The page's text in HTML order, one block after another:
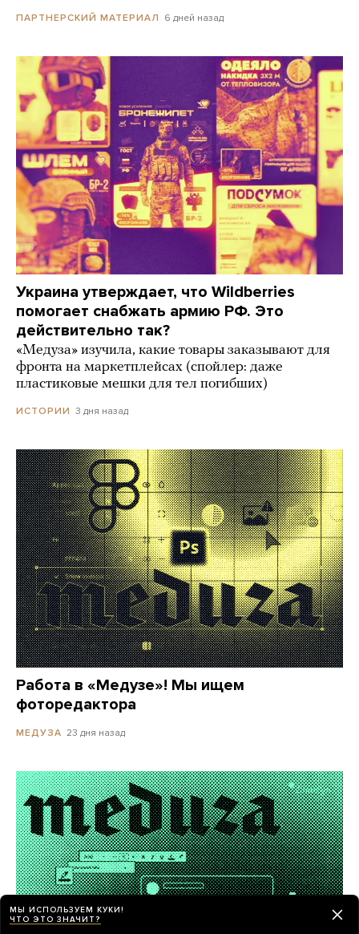
ПАРТНЕРСКИЙ МАТЕРИАЛ 6 дней назад
Украина утверждает, что Wildberries
помогает снабжать армию РФ. Это
действительно так?
«Медуза» изучила, какие товары заказывают для
фронта на маркетплейсах (спойлер: даже
пластиковые мешки для тел погибших)
ИСТОРИИ 3 дня назад
Работа в «Медузе»! Мы ищем
фоторедактора
МЕДУЗА 23 дня назад
МЫ ИСПОЛЬЗУЕМ КУКИ!
ЧТО ЭТО ЗНАЧИТ?